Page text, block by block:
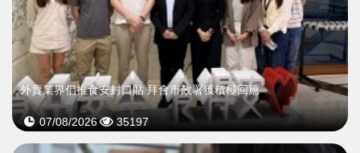
外賣業界倡推食安封口貼 拜會市政署獲積極回應
07/08/2026 35197